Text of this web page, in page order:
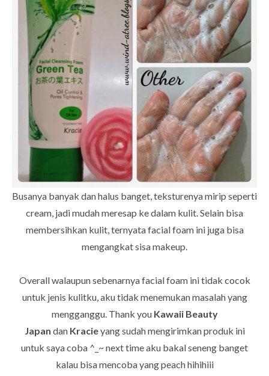
Busanya banyak dan halus banget, teksturenya mirip seperti
cream, jadi mudah meresap ke dalam kulit. Selain bisa
membersihkan kulit, ternyata facial foam ini juga bisa
mengangkat sisa makeup.
Overall walaupun sebenarnya facial foam ini tidak cocok
untuk jenis kulitku, aku tidak menemukan masalah yang
mengganggu. Thank you Kawaii Beauty
Japan dan Kracieyang sudah mengirimkan produk ini
untuk saya coba ^_~ next time aku bakal seneng banget
kalau bisa mencoba yang peach hihihiii